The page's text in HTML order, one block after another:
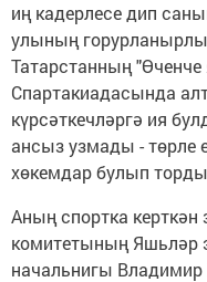
иң кадерлесе дип
улының
Татарстанның
Спартакиадасында
күрсәткечләргә ия
ансыз узмады - төрле
хөкемдар булып
Аның спортка
комитетының Яшьләр
начальнигы